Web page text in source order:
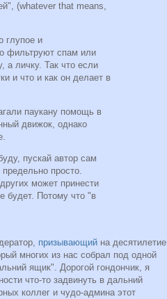
(whatever that means,
глупое и
фильтруют спам или
а личку. Так что если
и что и как он делает в
паукану помощь в
движок, однако
пускай автор сам
просто.
может принести
будет. Потому что "в
призывающий на десятилетие
многих из нас собрал под одной
ящик". Дорогой гондончик, я
что-то задвинуть в дальний
коллег и чудо-админа этот